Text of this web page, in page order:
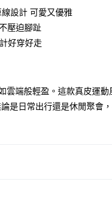
第一商業銀行
彰化商業銀行
華泰商業銀行
遠東國際商業銀行
第一商業銀行
台中商業銀行
華泰商業銀行
設計 可愛又優雅
壓迫腳趾
好穿好走
雲端般輕盈。這款真皮運動
是日常出行還是休閒聚會